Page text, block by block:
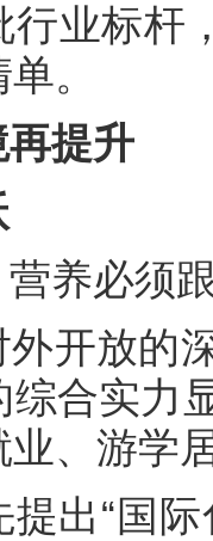
业标杆
。
提升
养必须
开放的
合实力
、游学
出“国